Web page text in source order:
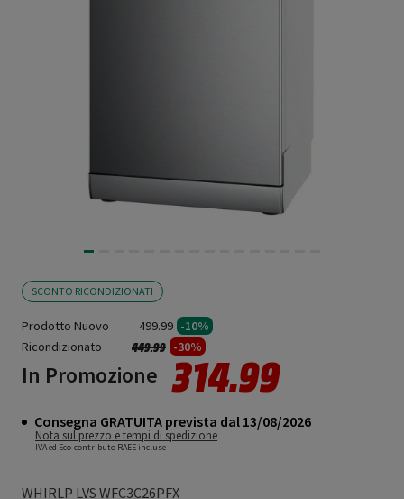
SCONTO RICONDIZIONATI
Prodotto Nuovo 499.99 -10%
Ricondizionato
Prezzo ridotto da
449.99a -30%
In Promozione 314.99
Consegna GRATUITA prevista dal 13/08/2026
Nota sul prezzo e tempi di spedizione
IVA ed Eco-contributo RAEE incluse
WHIRLP LVS WFC3C26PFX